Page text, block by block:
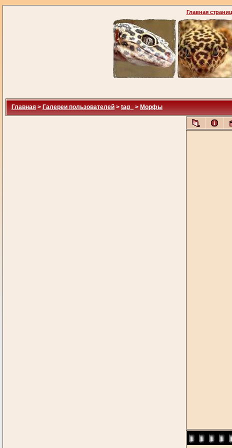
Главная
Главная > Галереи пользователей > tag_ > Морфы